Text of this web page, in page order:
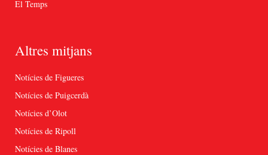
El Temps
Altres mitjans
Notícies de Figueres
Notícies de Puigcerdà
Notícies d’Olot
Notícies de Ripoll
Notícies de Blanes